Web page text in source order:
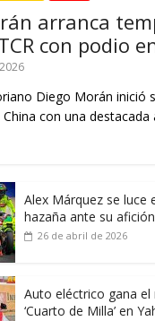
arranca
con podio
Diego Morán inició
China con una
Alex Márquez se luce
hazaña ante su afición
26 de abril de 2026
Auto eléctrico gana el
‘Cuarto de Milla’ en